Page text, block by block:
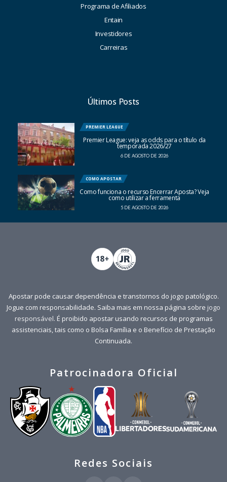
Programa de Afiliados
Entain
Investidores
Carreiras
Últimos Posts
PREMIER LEAGUE
Premier League: veja as odds para o título da
temporada 2026/27
6 DE AGOSTO DE 2026
COMO APOSTAR
Como funciona o recurso Encerrar Aposta? Veja
como utilizar a ferramenta
5 DE AGOSTO DE 2026
Apostar pode causar dependência e transtornos do jogo patológico.
Jogue com responsabilidade. Saiba mais em nossa página sobre jogo
responsável. É proibido apostar usando recursos de programas
assistenciais, tais como o Bolsa Família e o Benefício de Prestação
Continuada.
Patrocinadora Oficial
Redes Sociais